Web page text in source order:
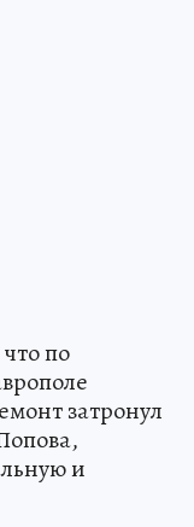
по
затронул
и